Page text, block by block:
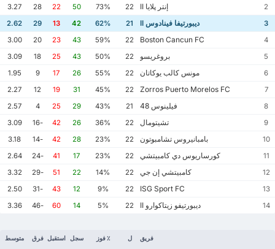
2 إنتر پلايا II 22
73%
50
22
28
3.27
3
ديبورتيفا فينادوس II 21
62%
42
13
29
2.62
4
22
59%
43
23
20
3.00
5
بروغريسو 22
50%
43
25
18
3.09
6
مونس كالب يوكاتان 22
55%
26
17
9
1.95
7
22
45%
31
19
12
2.27
8
فيلينوس 48 21
43%
29
25
4
2.57
9
تشيتومال 22
36%
26
42
-16
3.09
10
بامبانيروس تشامبوتون 22
23%
28
42
-14
3.18
11
كورساريوس دي كامبيتشي 22
23%
17
41
-24
2.64
12
كامبيتشي إن جي 22
14%
22
51
-29
3.32
13
22
9%
12
43
-31
2.50
14
ديبورتيفو زيتاكوارو II 22
5%
14
60
-46
3.36
فريق ل ٪ فوز سجل استقبل فرق متوسط